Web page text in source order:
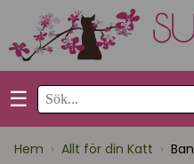
☰
Hem › Allt för din Katt ›